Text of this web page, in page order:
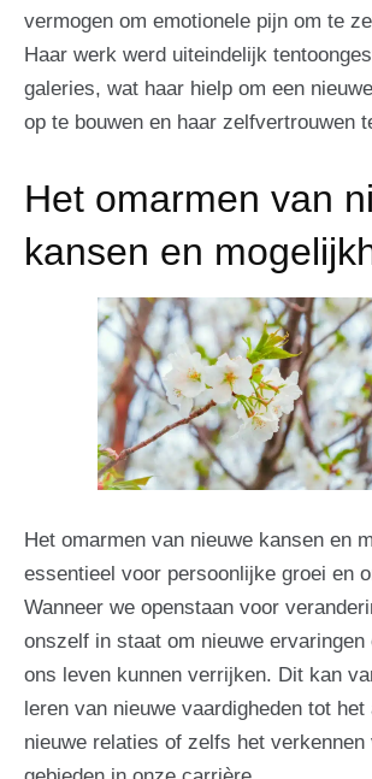
vermogen om emotionele pijn om te
Haar werk werd uiteindelijk
galeries, wat haar hielp om een
op te bouwen en haar zelfvertrouwen
Het omarmen van
kansen en
Het omarmen van nieuwe kansen en
essentieel voor persoonlijke groei en
Wanneer we openstaan voor
onszelf in staat om nieuwe ervaringen
ons leven kunnen verrijken. Dit kan
leren van nieuwe vaardigheden tot het
nieuwe relaties of zelfs het verkennen